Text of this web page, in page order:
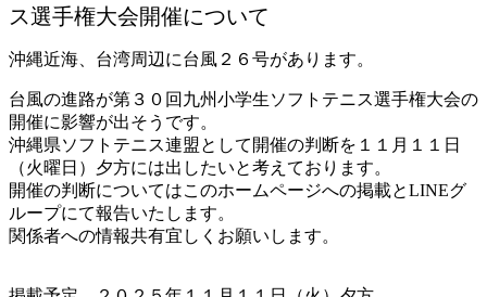
ス選手権大会開催について
沖縄近海、台湾周辺に台風２６号があります。
台風の進路が第３０回九州小学生ソフトテニス選手権大会の
開催に影響が出そうです。
沖縄県ソフトテニス連盟として開催の判断を１１月１１日
（火曜日）夕方には出したいと考えております。
開催の判断についてはこのホームページへの掲載とLINEグ
ループにて報告いたします。
関係者への情報共有宜しくお願いします。